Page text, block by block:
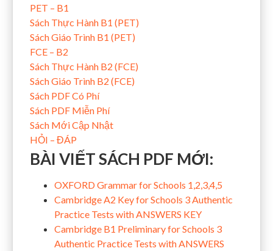
PET – B1
Sách Thực Hành B1 (PET)
Sách Giáo Trình B1 (PET)
FCE – B2
Sách Thực Hành B2 (FCE)
Sách Giáo Trình B2 (FCE)
Sách PDF Có Phí
Sách PDF Miễn Phí
Sách Mới Cập Nhật
HỎI – ĐÁP
BÀI VIẾT SÁCH PDF MỚI:
OXFORD Grammar for Schools 1,2,3,4,5
Cambridge A2 Key for Schools 3 Authentic
Practice Tests with ANSWERS KEY
Cambridge B1 Preliminary for Schools 3
Authentic Practice Tests with ANSWERS